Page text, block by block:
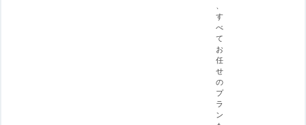
す
べ
て
お
任
せ
の
プ
ラ
ン